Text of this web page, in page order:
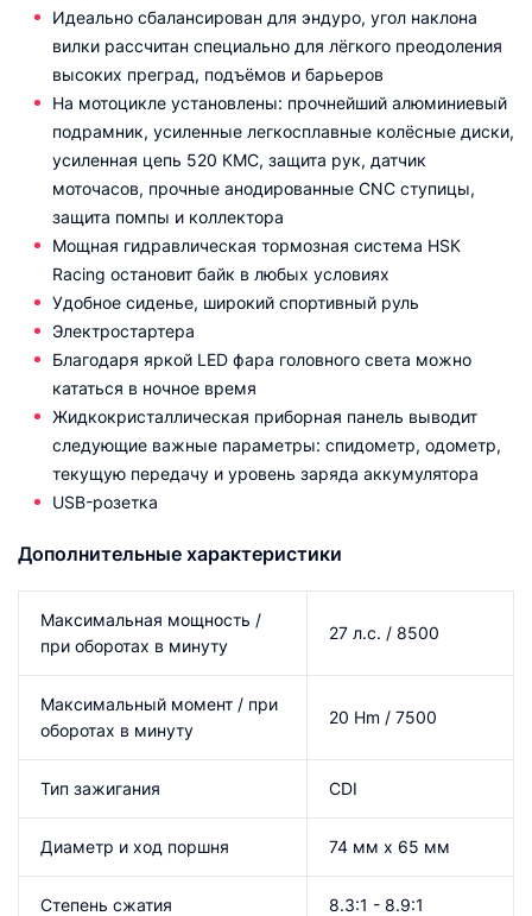
Идеально сбалансирован для эндуро, угол наклона
вилки рассчитан специально для лёгкого преодоления
высоких преград, подъёмов и барьеров
На мотоцикле установлены: прочнейший алюминиевый
подрамник, усиленные легкосплавные колёсные диски,
усиленная цепь 520 КМС, защита рук, датчик
моточасов, прочные анодированные CNC ступицы,
защита помпы и коллектора
Мощная гидравлическая тормозная система HSК
Racing остановит байк в любых условиях
Удобное сиденье, широкий спортивный руль
Электростартера
Благодаря яркой LED фара головного света можно
кататься в ночное время
Жидкокристаллическая приборная панель выводит
следующие важные параметры: спидометр, одометр,
текущую передачу и уровень заряда аккумулятора
USB-розетка
Дополнительные характеристики
Максимальная мощность /
при оборотах в минуту
27 л.с. / 8500
Максимальный момент / при
оборотах в минуту
20 Hm / 7500
Тип зажигания CDI
Диаметр и ход поршня 74 мм x 65 мм
Степень сжатия 8.3:1 - 8.9:1